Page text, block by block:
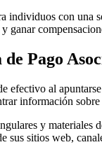
con
Pago
al
información sobre
y
sitios web,